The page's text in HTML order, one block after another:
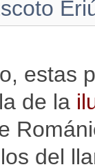
estas
de la
del